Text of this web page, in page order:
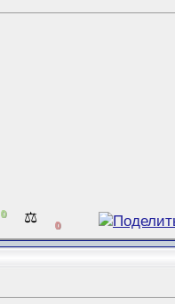
0 ⚖️ 0